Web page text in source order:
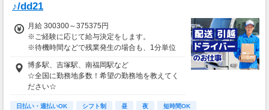
♪/dd21
月給 300300～375375円
※ご経験に応じて給与決定をします。
※待機時間などで残業発生の場合も、1分単位
で残業代をお支払いします！
※研修・研修時給については面談時にお伝えし
ます
＊交通費一部支給（案件による）
博多駅、吉塚駅、南福岡駅など
☆全国に勤務地多数！希望の勤務地を教えてく
ださい☆
日払い・週払いOK シフト制 昼 夜
短時間OK